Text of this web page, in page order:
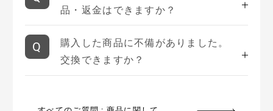
品・返金はできますか？
購入した商品に不備がありました。
交換できますか？